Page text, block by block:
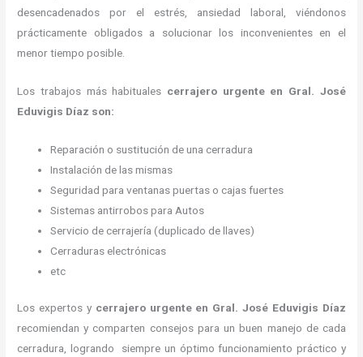
desencadenados por el estrés, ansiedad laboral, viéndonos
prácticamente obligados a solucionar los inconvenientes en el
menor tiempo posible.
Los trabajos más habituales cerrajero urgente en Gral. José
Eduvigis Díaz son:
Reparación o sustitución de una cerradura
Instalación de las mismas
Seguridad para ventanas puertas o cajas fuertes
Sistemas antirrobos para Autos
Servicio de cerrajería (duplicado de llaves)
Cerraduras electrónicas
etc
Los expertos y cerrajero urgente en Gral. José Eduvigis Díaz
recomiendan y comparten consejos para un buen manejo de cada
cerradura, logrando siempre un óptimo funcionamiento práctico y